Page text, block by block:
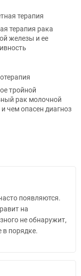
терапия рака
железы и ее
тройной
рак молочной
чем опасен диагноз
появляются.
на
не обнаружит,
в порядке.